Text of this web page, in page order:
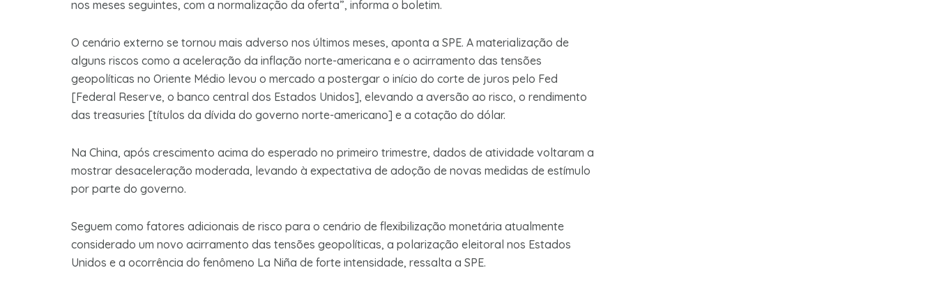
nos meses seguintes, com a normalização da oferta”, informa o boletim.
O cenário externo se tornou mais adverso nos últimos meses, aponta a SPE. A materialização de
alguns riscos como a aceleração da inflação norte-americana e o acirramento das tensões
geopolíticas no Oriente Médio levou o mercado a postergar o início do corte de juros pelo Fed
[Federal Reserve, o banco central dos Estados Unidos], elevando a aversão ao risco, o rendimento
das treasuries [títulos da dívida do governo norte-americano] e a cotação do dólar.
Na China, após crescimento acima do esperado no primeiro trimestre, dados de atividade voltaram a
mostrar desaceleração moderada, levando à expectativa de adoção de novas medidas de estímulo
por parte do governo.
Seguem como fatores adicionais de risco para o cenário de flexibilização monetária atualmente
considerado um novo acirramento das tensões geopolíticas, a polarização eleitoral nos Estados
Unidos e a ocorrência do fenômeno La Niña de forte intensidade, ressalta a SPE.